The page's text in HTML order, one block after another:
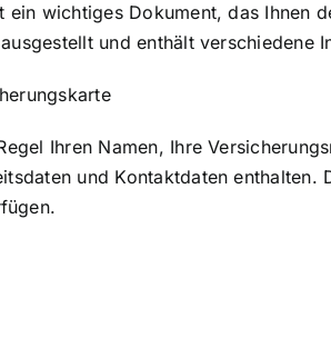
ein wichtiges Dokument, das Ihnen
und enthält
Ihren Namen, Ihre
und Kontaktdaten